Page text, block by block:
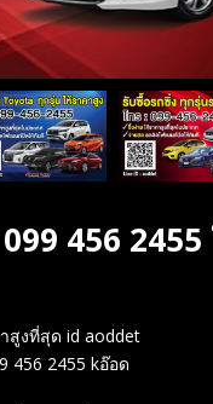
456
สูงที่สุด id aoddet
456 2455 kอ๊อด